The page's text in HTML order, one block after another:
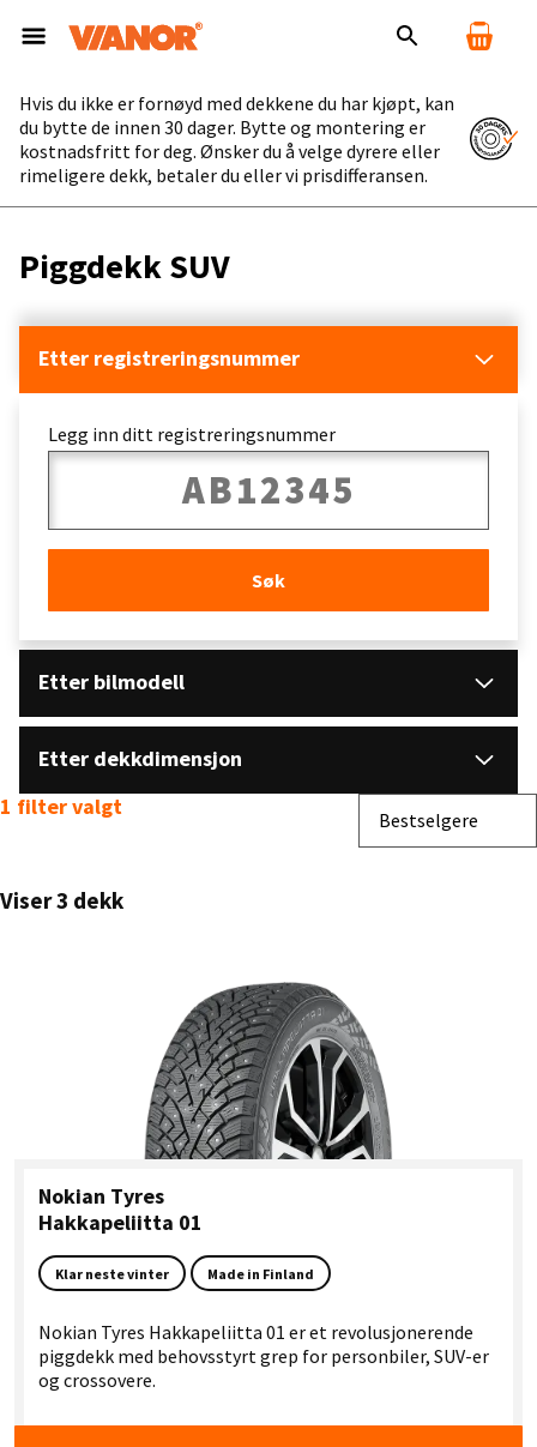
Hvis du ikke er fornøyd med dekkene du har kjøpt, kan
du bytte de innen 30 dager. Bytte og montering er
kostnadsfritt for deg. Ønsker du å velge dyrere eller
rimeligere dekk, betaler du eller vi prisdifferansen.
Piggdekk SUV
Etter registreringsnummer
Legg inn ditt registreringsnummer
Søk
Etter bilmodell
Etter dekkdimensjon
Bestselgere
Viser 3 dekk
1 filter valgt
Nokian Tyres
Hakkapeliitta 01
Klar neste vinter Made in Finland
Nokian Tyres Hakkapeliitta 01 er et revolusjonerende
piggdekk med behovsstyrt grep for personbiler, SUV-er
og crossovere.